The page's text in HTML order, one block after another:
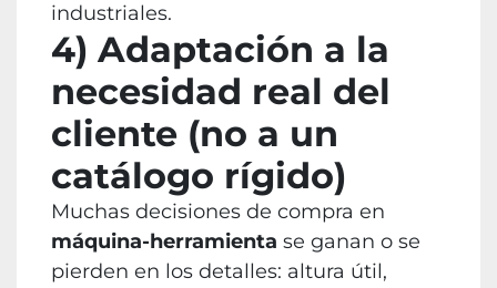
industriales.
4) Adaptación a la
necesidad real del
cliente (no a un
catálogo rígido)
Muchas decisiones de compra en
máquina-herramienta se ganan o se
pierden en los detalles: altura útil,